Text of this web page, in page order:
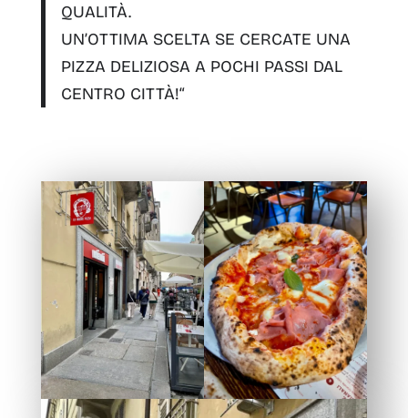
QUALITÀ.
UN’OTTIMA SCELTA SE CERCATE UNA
PIZZA DELIZIOSA A POCHI PASSI DAL
CENTRO CITTÀ!“